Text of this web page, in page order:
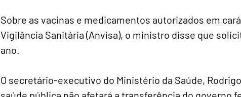
Sobre as vacinas e medicamentos autorizados em
Vigilância Sanitária (Anvisa), o ministro disse que
ano.
O secretário-executivo do Ministério da Saúde,